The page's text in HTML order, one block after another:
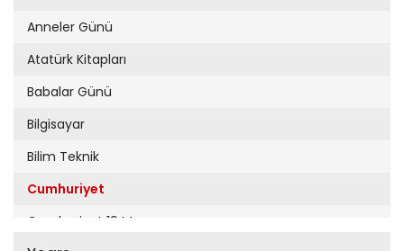
Anneler Günü
Atatürk Kitapları
Babalar Günü
Bilgisayar
Bilim Teknik
Cumhuriyet
Cumhuriyet 19 Mayıs